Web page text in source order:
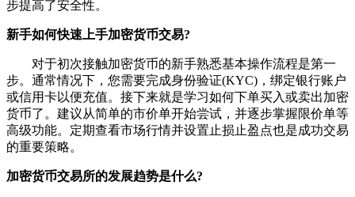
步提高了安全性。
新手如何快速上手加密货币交易?
对于初次接触加密货币的新手熟悉基本操作流程是第一
步。通常情况下，您需要完成身份验证(KYC)，绑定银行账户
或信用卡以便充值。接下来就是学习如何下单买入或卖出加密
货币了。建议从简单的市价单开始尝试，并逐步掌握限价单等
高级功能。定期查看市场行情并设置止损止盈点也是成功交易
的重要策略。
加密货币交易所的发展趋势是什么?